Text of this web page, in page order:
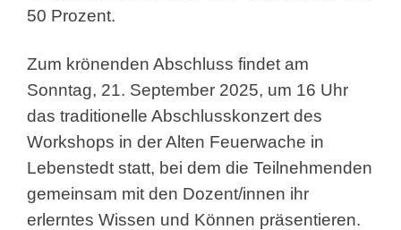
50 Prozent.
Zum krönenden Abschluss findet am
Sonntag, 21. September 2025, um 16 Uhr
das traditionelle Abschlusskonzert des
Workshops in der Alten Feuerwache in
Lebenstedt statt, bei dem die Teilnehmenden
gemeinsam mit den Dozent/innen ihr
erlerntes Wissen und Können präsentieren.